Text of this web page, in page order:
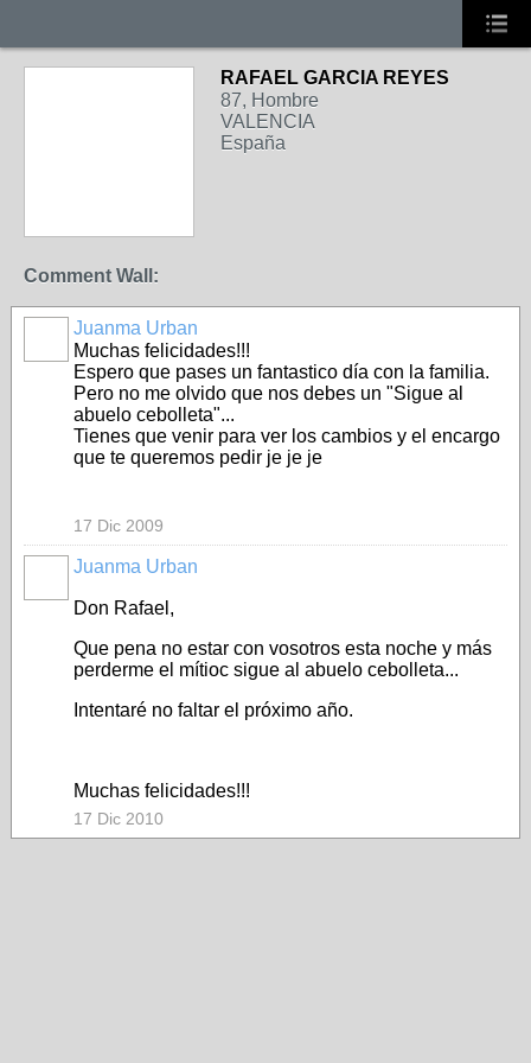
RAFAEL GARCIA REYES
87, Hombre
VALENCIA
España
Comment Wall:
Juanma Urban
Muchas felicidades!!!
Espero que pases un fantastico día con la familia.
Pero no me olvido que nos debes un "Sigue al
abuelo cebolleta"...
Tienes que venir para ver los cambios y el encargo
que te queremos pedir je je je
17 Dic 2009
Juanma Urban
Don Rafael,
Que pena no estar con vosotros esta noche y más
perderme el mítioc sigue al abuelo cebolleta...
Intentaré no faltar el próximo año.
Muchas felicidades!!!
17 Dic 2010